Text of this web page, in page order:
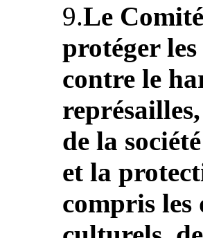
9.Le
protéger
contre le
de la
et la
compris les